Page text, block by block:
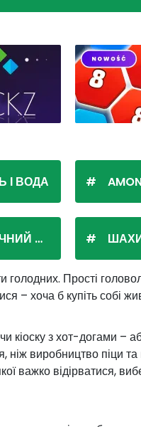
І ВОДА
голодних. Прості
– хоча б купіть собі
кіоску з хот-догами
виробництво піци та
важко відірватися,